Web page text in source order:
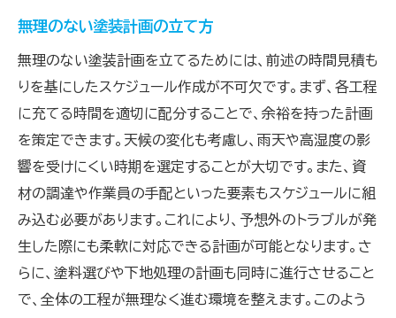
無理のない塗装計画の立て方
無理のない塗装計画を立てるためには、前述の時間見積も
りを基にしたスケジュール作成が不可欠です。まず、各工程
に充てる時間を適切に配分することで、余裕を持った計画
を策定できます。天候の変化も考慮し、雨天や高湿度の影
響を受けにくい時期を選定することが大切です。また、資
材の調達や作業員の手配といった要素もスケジュールに組
み込む必要があります。これにより、予想外のトラブルが発
生した際にも柔軟に対応できる計画が可能となります。さ
らに、塗料選びや下地処理の計画も同時に進行させること
で、全体の工程が無理なく進む環境を整えます。このよう